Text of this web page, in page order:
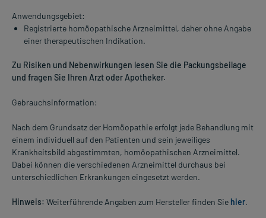
Anwendungsgebiet:
Registrierte homöopathische Arzneimittel, daher ohne Angabe
einer therapeutischen Indikation.
Zu Risiken und Nebenwirkungen lesen Sie die Packungsbeilage
und fragen Sie Ihren Arzt oder Apotheker.
Gebrauchsinformation:
Nach dem Grundsatz der Homöopathie erfolgt jede Behandlung mit
einem individuell auf den Patienten und sein jeweiliges
Krankheitsbild abgestimmten, homöopathischen Arzneimittel.
Dabei können die verschiedenen Arzneimittel durchaus bei
unterschiedlichen Erkrankungen eingesetzt werden.
Hinweis: Weiterführende Angaben zum Hersteller finden Sie hier.